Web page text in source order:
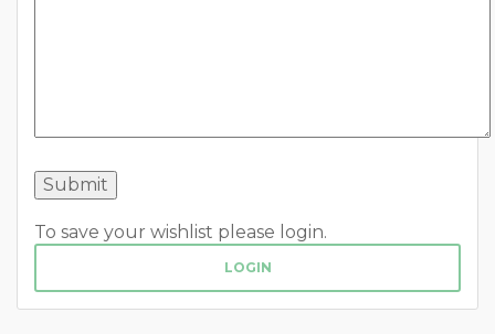
To save your wishlist please login.
LOGIN